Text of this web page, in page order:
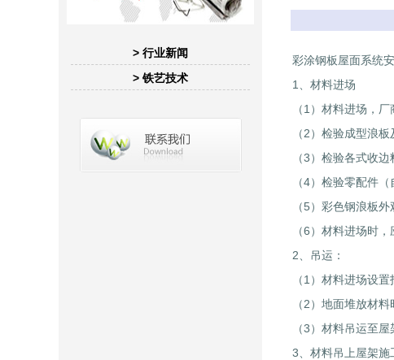
> 行业新闻
> 铁艺技术
彩涂钢板屋面系统
1、材料进场
（1）材料进场，
（2）检验成型浪
（3）检验各式收
（4）检验零配件
（5）彩色钢浪板
（6）材料进场时
2、吊运：
（1）材料进场设
（2）地面堆放材
（3）材料吊运至
3、材料吊上屋架施